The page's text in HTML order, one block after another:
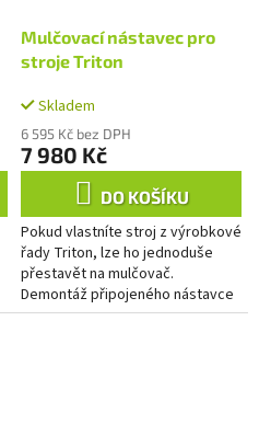
Mulčovací nástavec pro
stroje Triton
Skladem
6 595 Kč bez DPH
7 980 Kč
DO KOŠÍKU
Pokud vlastníte stroj z výrobkové
řady Triton, lze ho jednoduše
přestavět na mulčovač.
Demontáž připojeného nástavce
a nasazení mulčovacího nástavce